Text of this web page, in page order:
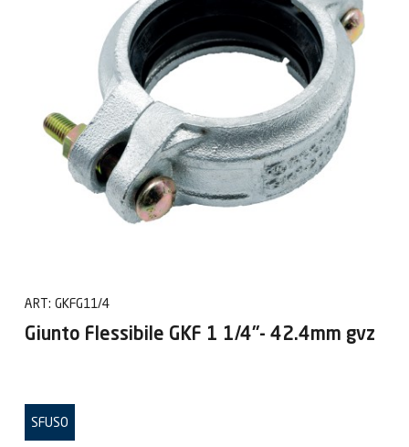
ART: GKFG11/4
Giunto Flessibile GKF 1 1/4"- 42.4mm gvz
SFUSO